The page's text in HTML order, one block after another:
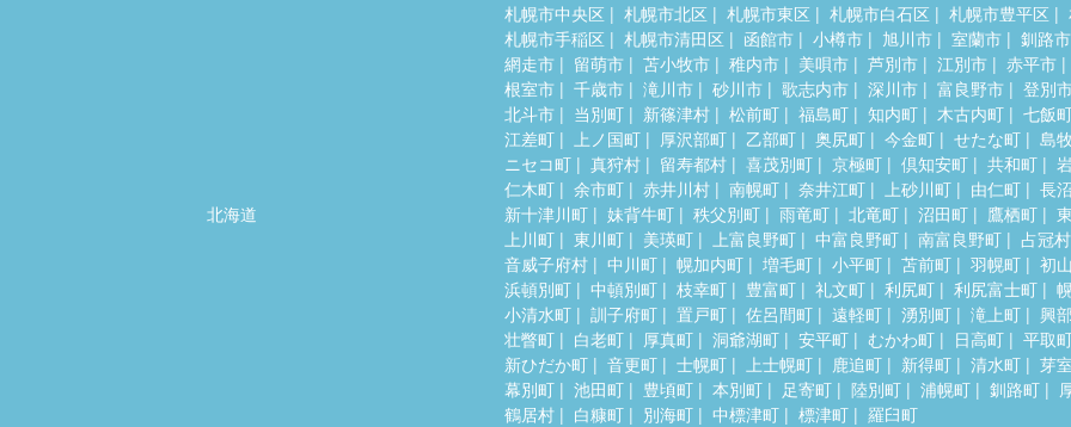
北海道
札幌市中央区 札幌市北区 札幌市東区 札幌市白石区 札幌市豊平区
札幌市手稲区
札幌市清田区 函館市 小樽市 旭川市 室蘭市
釧路市
網走市
留萌市 苫小牧市 稚内市 美唄市 芦別市 江別市
赤平市
根室市
千歳市 滝川市 砂川市 歌志内市 深川市 富良野市
登別
北斗市
当別町 新篠津村 松前町 福島町 知内町 木古内町
七飯
江差町
上ノ国町 厚沢部町 乙部町 奥尻町 今金町 せたな町
島
ニセコ町
真狩村 留寿都村 喜茂別町 京極町 倶知安町 共和町
仁木町
余市町 赤井川村 南幌町 奈井江町 上砂川町 由仁町
長
新十津川町
妹背牛町 秩父別町 雨竜町 北竜町 沼田町 鷹栖町
上川町
東川町 美瑛町 上富良野町 中富良野町 南富良野町
占冠村
音威子府村
中川町 幌加内町 増毛町 小平町 苫前町 羽幌町
初
浜頓別町
中頓別町 枝幸町 豊富町 礼文町 利尻町 利尻富士町
小清水町
訓子府町 置戸町 佐呂間町 遠軽町 湧別町 滝上町
興
壮瞥町
白老町 厚真町 洞爺湖町 安平町 むかわ町 日高町
平取
新ひだか町
音更町 士幌町 上士幌町 鹿追町 新得町 清水町
芽
幕別町
池田町 豊頃町 本別町 足寄町 陸別町 浦幌町 釧路町
鶴居村
白糠町 別海町 中標津町 標津町 羅臼町